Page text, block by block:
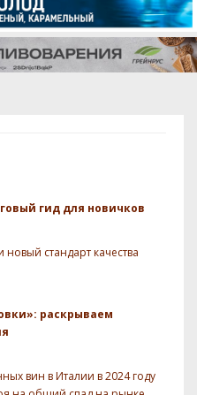
гид для новичков
новый стандарт качества
раскрываем
вин в Италии в 2024 году